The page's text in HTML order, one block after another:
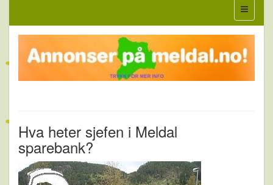
Hva heter sjefen i Meldal
sparebank?